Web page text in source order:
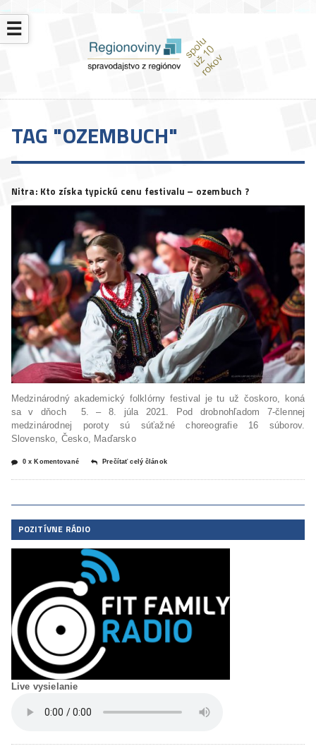
☰
TAG "OZEMBUCH"
Nitra: Kto získa typickú cenu festivalu – ozembuch ?
Medzinárodný akademický folklórny festival je tu už čoskoro, koná
sa v dňoch 5. – 8. júla 2021. Pod drobnohľadom 7-člennej
medzinárodnej poroty sú súťažné choreografie 16 súborov.
Slovensko, Česko, Maďarsko
0 x Komentované Prečítať celý článok
POZITÍVNE RÁDIO
Live vysielanie